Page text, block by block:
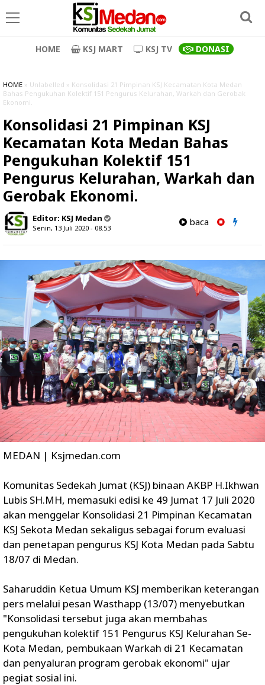
HOME KSJ MART KSJ TV DONASI
HOME » Unlabelled » Konsolidasi 21 Pimpinan KSJ Kecamatan Kota Medan
Bahas Pengukuhan Kolektif 151 Pengurus Kelurahan, Warkah dan Gerobak
Ekonomi.
Konsolidasi 21 Pimpinan KSJ
Kecamatan Kota Medan Bahas
Pengukuhan Kolektif 151
Pengurus Kelurahan, Warkah dan
Gerobak Ekonomi.
Editor: KSJ Medan
Senin, 13 Juli 2020 - 08.53
baca
MEDAN | Ksjmedan.com
Komunitas Sedekah Jumat (KSJ) binaan AKBP H.Ikhwan
Lubis SH.MH, memasuki edisi ke 49 Jumat 17 Juli 2020
akan menggelar Konsolidasi 21 Pimpinan Kecamatan
KSJ Sekota Medan sekaligus sebagai forum evaluasi
dan penetapan pengurus KSJ Kota Medan pada Sabtu
18/07 di Medan.
Saharuddin Ketua Umum KSJ memberikan keterangan
pers melalui pesan Wasthapp (13/07) menyebutkan
"Konsolidasi tersebut juga akan membahas
pengukuhan kolektif 151 Pengurus KSJ Kelurahan Se-
Kota Medan, pembukaan Warkah di 21 Kecamatan
dan penyaluran program gerobak ekonomi" ujar
pegiat sosial ini.